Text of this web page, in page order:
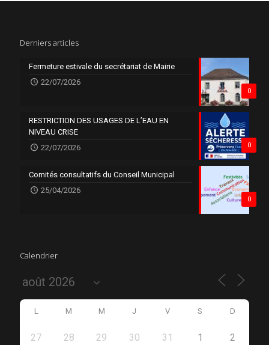
Derniers articles
0
Fermeture estivale du secrétariat de Mairie
22/07/2026
0
RESTRICTION DES USAGES DE L’EAU EN
NIVEAU CRISE
22/07/2026
0
Comités consultatifs du Conseil Municipal
25/04/2026
Calendrier
L M M J V S D
27 28 29 30 31 1 2